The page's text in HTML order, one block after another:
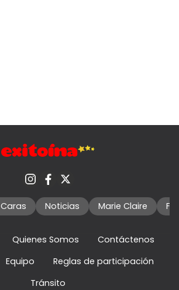
Caras Noticias Marie Claire
Quienes Somos
Contáctenos
Equipo
Reglas de participación
Tránsito